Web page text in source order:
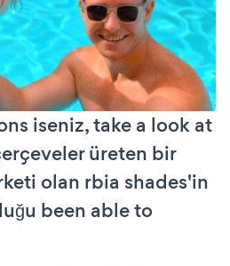
iseniz, take a look at
üreten bir
olan rbia shades'in
been able to